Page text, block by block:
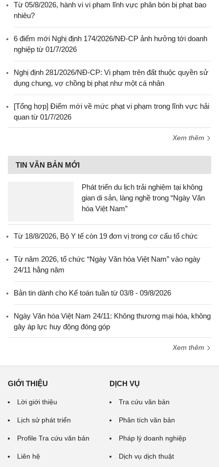
Từ 05/8/2026, hành vi vi phạm lĩnh vực phân bón bị phạt bao
nhiêu?
6 điểm mới Nghị định 174/2026/NĐ-CP ảnh hưởng tới doanh
nghiệp từ 01/7/2026
Nghị định 281/2026/NĐ-CP: Vi phạm trên đất thuộc quyền sử
dụng chung, vợ chồng bị phạt như một cá nhân
[Tổng hợp] Điểm mới về mức phạt vi phạm trong lĩnh vực hải
quan từ 01/7/2026
Xem thêm
TIN VĂN BẢN MỚI
Phát triển du lịch trải nghiệm tại không
gian di sản, làng nghề trong “Ngày Văn
hóa Việt Nam”
Từ 18/8/2026, Bộ Y tế còn 19 đơn vị trong cơ cấu tổ chức
Từ năm 2026, tổ chức “Ngày Văn hóa Việt Nam” vào ngày
24/11 hằng năm
Bản tin dành cho Kế toán tuần từ 03/8 - 09/8/2026
Ngày Văn hóa Việt Nam 24/11: Không thương mại hóa, không
gây áp lực huy động đóng góp
Xem thêm
GIỚI THIỆU
Lời giới thiệu
Lịch sử phát triển
Profile Tra cứu văn bản
Liên hệ
DỊCH VỤ
Tra cứu văn bản
Phân tích văn bản
Pháp lý doanh nghiệp
Dịch vụ dịch thuật